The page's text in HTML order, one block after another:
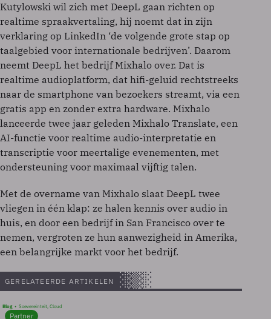
Kutylowski wil zich met DeepL gaan richten op
realtime spraakvertaling, hij noemt dat in zijn
verklaring op LinkedIn ‘de volgende grote stap op
taalgebied voor internationale bedrijven’. Daarom
neemt DeepL het bedrijf Mixhalo over. Dat is
realtime audioplatform, dat hifi-geluid rechtstreeks
naar de smartphone van bezoekers streamt, via een
gratis app en zonder extra hardware. Mixhalo
lanceerde twee jaar geleden Mixhalo Translate, een
AI-functie voor realtime audio-interpretatie en
transcriptie voor meertalige evenementen, met
ondersteuning voor maximaal vijftig talen.
Met de overname van Mixhalo slaat DeepL twee
vliegen in één klap: ze halen kennis over audio in
huis, en door een bedrijf in San Francisco over te
nemen, vergroten ze hun aanwezigheid in Amerika,
een belangrijke markt voor het bedrijf.
GERELATEERDE ARTIKELEN
Blog Soevereinteit, Cloud
Partner